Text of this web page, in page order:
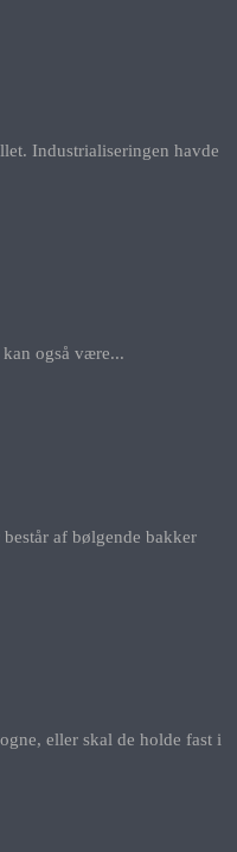
Industrialiseringen havde
også være...
af bølgende bakker
eller skal de holde fast i